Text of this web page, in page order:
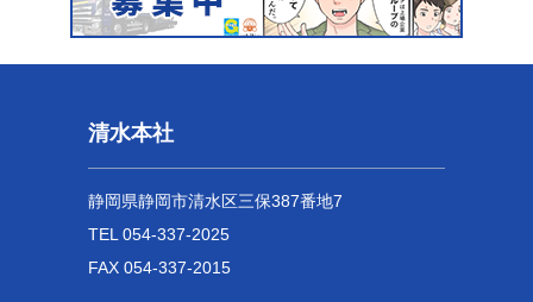
清水本社
静岡県静岡市清水区三保387番地7
TEL 054-337-2025
FAX 054-337-2015